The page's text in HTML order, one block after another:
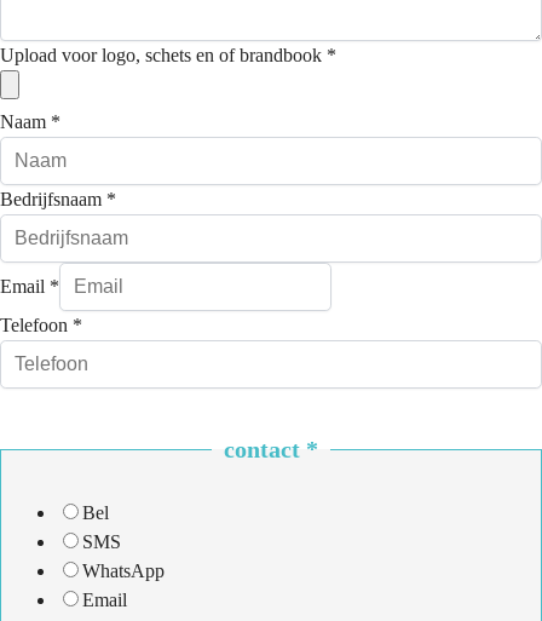
Upload voor logo, schets en of brandbook *
Naam *
Bedrijfsnaam *
Email *
Telefoon *
contact *
Bel
SMS
WhatsApp
Email